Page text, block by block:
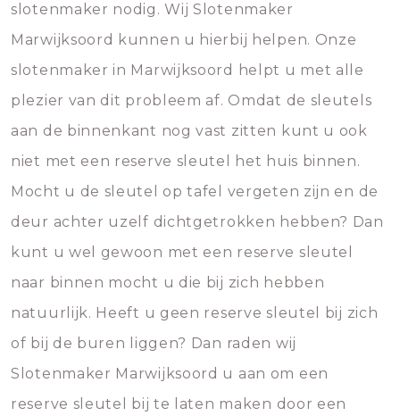
slotenmaker nodig. Wij Slotenmaker
Marwijksoord kunnen u hierbij helpen. Onze
slotenmaker in Marwijksoord helpt u met alle
plezier van dit probleem af. Omdat de sleutels
aan de binnenkant nog vast zitten kunt u ook
niet met een reserve sleutel het huis binnen.
Mocht u de sleutel op tafel vergeten zijn en de
deur achter uzelf dichtgetrokken hebben? Dan
kunt u wel gewoon met een reserve sleutel
naar binnen mocht u die bij zich hebben
natuurlijk. Heeft u geen reserve sleutel bij zich
of bij de buren liggen? Dan raden wij
Slotenmaker Marwijksoord u aan om een
reserve sleutel bij te laten maken door een